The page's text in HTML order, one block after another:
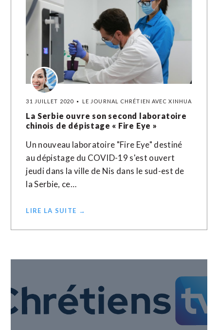
31 JUILLET 2020 LE JOURNAL CHRÉTIEN AVEC XINHUA
La Serbie ouvre son second laboratoire
chinois de dépistage « Fire Eye »
Un nouveau laboratoire "Fire Eye" destiné
au dépistage du COVID-19 s'est ouvert
jeudi dans la ville de Nis dans le sud-est de
la Serbie, ce…
LIRE LA SUITE →